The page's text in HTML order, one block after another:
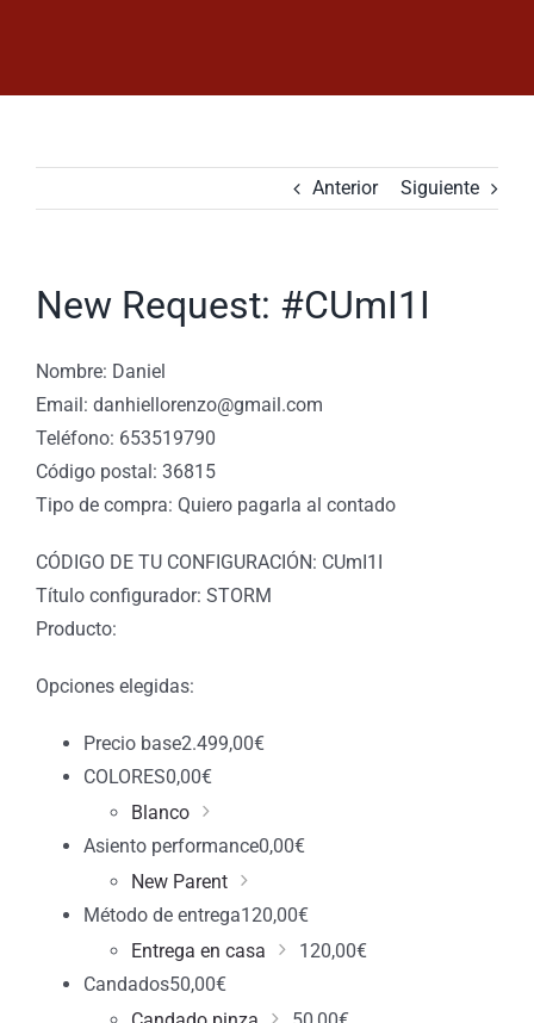
Anterior Siguiente
New Request: #CUmI1I
Nombre: Daniel
Email: danhiellorenzo@gmail.com
Teléfono: 653519790
Código postal: 36815
Tipo de compra: Quiero pagarla al contado
CÓDIGO DE TU CONFIGURACIÓN: CUmI1I
Título configurador: STORM
Producto:
Opciones elegidas:
Precio base2.499,00€
COLORES0,00€
Blanco
Asiento performance0,00€
New Parent
Método de entrega120,00€
Entrega en casa
120,00€
Candados50,00€